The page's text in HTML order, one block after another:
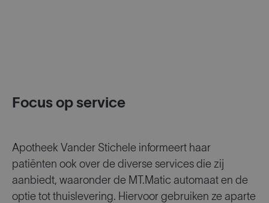
Focus op service
Apotheek Vander Stichele informeert haar
patiënten ook over de diverse services die zij
aanbiedt, waaronder de MT.Matic automaat en de
optie tot thuislevering. Hiervoor gebruiken ze aparte